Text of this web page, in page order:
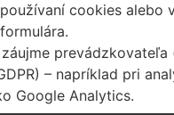
cookies alebo
prevádzkovateľa
– napríklad pri
Google Analytics.